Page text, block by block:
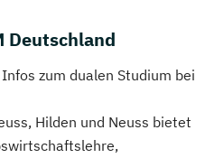
Deutschland
zum dualen Studium bei
Hilden und Neuss bietet